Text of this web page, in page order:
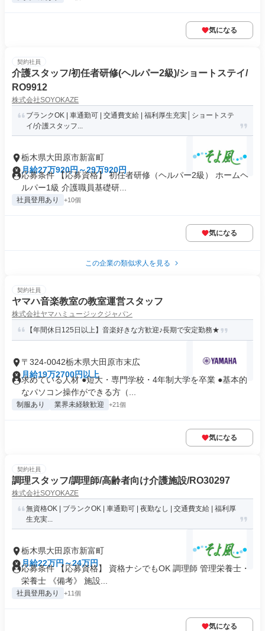
気になる
契約社員
介護スタッフ/初任者研修(ヘルパー2級)/ショートステイ/
RO9912
株式会社SOYOKAZE
ブランクOK | 車通勤可 | 交通費支給 | 福利厚生充実│ショートステ
イ/介護スタッフ...
栃木県大田原市新富町
月給27万920円～29万920円
応募条件 【応募資格】 初任者研修（ヘルパー2級） ホームヘ
ルパー1級 介護職員基礎研...
社員登用あり +10個
気になる
この企業の類似求人を見る
契約社員
ヤマハ音楽教室の教室運営スタッフ
株式会社ヤマハミュージックジャパン
【年間休日125日以上】音楽好きな方歓迎♪長期で安定勤務★
〒324-0042栃木県大田原市末広
月給19万2700円以上
求めている人材 ●短大・専門学校・4年制大学を卒業 ●基本的
なパソコン操作ができる方（...
制服あり 業界未経験歓迎 +21個
気になる
契約社員
調理スタッフ/調理師/高齢者向け介護施設/RO30297
株式会社SOYOKAZE
無資格OK | ブランクOK | 車通勤可 | 夜勤なし | 交通費支給 | 福利厚
生充実...
栃木県大田原市新富町
月給22万円～24万円
応募条件 【応募資格】 資格ナシでもOK 調理師 管理栄養士・
栄養士 《備考》 施設...
社員登用あり +11個
気になる